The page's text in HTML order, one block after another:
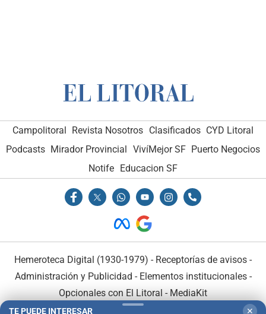
Campolitoral Revista Nosotros Clasificados CYD Litoral
Podcasts Mirador Provincial VivíMejor SF Puerto Negocios
Notife Educacion SF
Hemeroteca Digital (1930-1979) - Receptorías de avisos -
Administración y Publicidad - Elementos institucionales-
Opcionales con El Litoral - MediaKit
TE PUEDE INTERESAR ✕